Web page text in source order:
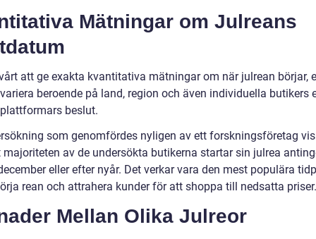
Mätningar om Julreans
att ge exakta kvantitativa mätningar om när julrean börjar,
beroende på land, region och även individuella butikers
beslut.
som genomfördes nyligen av ett forskningsföretag
majoriteten av de undersökta butikerna startar sin julrea
eller efter nyår. Det verkar vara den mest populära
rean och attrahera kunder för att shoppa till nedsatta priser.
Mellan Olika Julreor